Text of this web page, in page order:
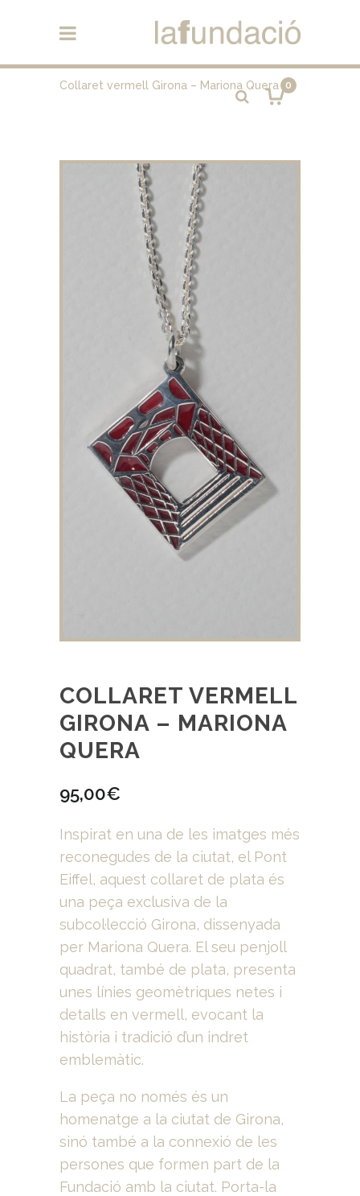
0
Collaret vermell Girona – Mariona Quera
COLLARET VERMELL
GIRONA – MARIONA
QUERA
95,00€
Inspirat en una de les imatges més
reconegudes de la ciutat, el Pont
Eiffel, aquest collaret de plata és
una peça exclusiva de la
subcol·lecció Girona, dissenyada
per Mariona Quera. El seu penjoll
quadrat, també de plata, presenta
unes línies geomètriques netes i
detalls en vermell, evocant la
història i tradició d’un indret
emblemàtic.
La peça no només és un
homenatge a la ciutat de Girona,
sinó també a la connexió de les
persones que formen part de la
Fundació amb la ciutat. Porta-la